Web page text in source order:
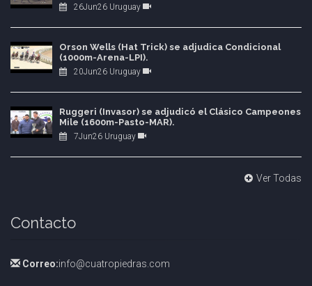
26Jun26 Uruguay
Orson Wells (Hat Trick) se adjudica Condicional
(1000m-Arena-LPI).
20Jun26 Uruguay
Ruggeri (Invasor) se adjudicó el Clásico Campeones
Mile (1600m-Pasto-MAR).
7Jun26 Uruguay
Ver Todas
Contacto
Correo:info@cuatropiedras.com